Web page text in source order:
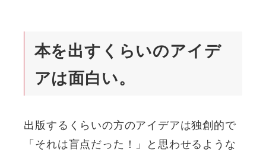
本を出すくらいのアイデ
アは面白い。
出版するくらいの方のアイデアは独創的で
「それは盲点だった！」と思わせるような